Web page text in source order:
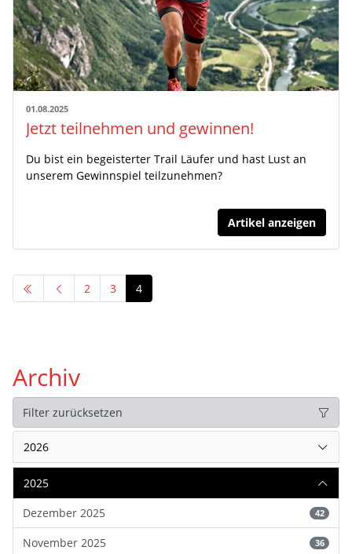
01.08.2025
Jetzt teilnehmen und gewinnen!
Du bist ein begeisterter Trail Läufer und hast Lust an
unserem Gewinnspiel teilzunehmen?
Artikel anzeigen
2 3 4
Archiv
Filter zurücksetzen
2026
2025
Dezember 2025
42
November 2025 36